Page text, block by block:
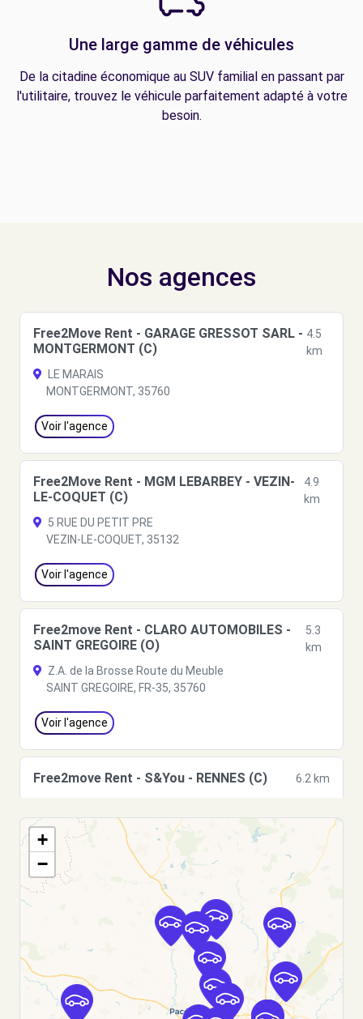
Une large gamme de véhicules
De la citadine économique au SUV familial en passant par
l'utilitaire, trouvez le véhicule parfaitement adapté à votre
besoin.
Nos agences
Free2Move Rent - GARAGE GRESSOT SARL -
MONTGERMONT (C)
4.5
km
LE MARAIS
MONTGERMONT, 35760
Voir l'agence
Free2Move Rent - MGM LEBARBEY - VEZIN-
LE-COQUET (C)
4.9
km
5 RUE DU PETIT PRE
VEZIN-LE-COQUET, 35132
Voir l'agence
Free2move Rent - CLARO AUTOMOBILES -
SAINT GREGOIRE (O)
5.3
km
Z.A. de la Brosse Route du Meuble
SAINT GREGOIRE, FR-35, 35760
Voir l'agence
Free2move Rent - S&You - RENNES (C)
6.2 km
RENNES, FR-35, 35000
Voir l'agence
Free2move Rent - GARAGE SOURGET -
km
14 RUE JULES VALLES
Voir l'agence
+
−